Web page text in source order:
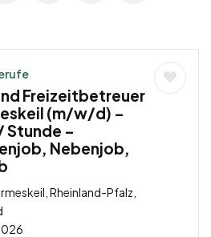
Freizeitbetreuer
(m/w/d) –
Stunde –
Nebenjob,
Rheinland-Pfalz,